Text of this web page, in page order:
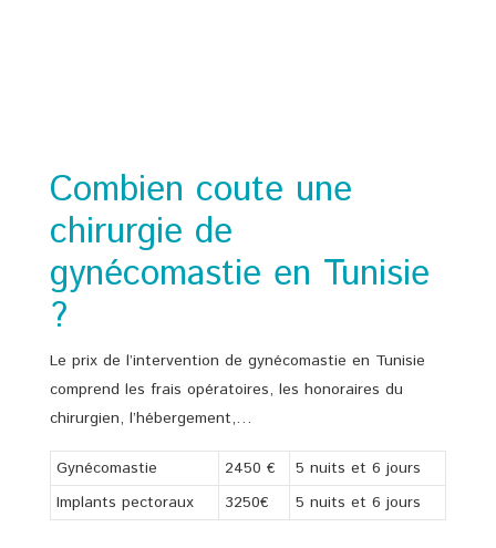
Combien coute une
chirurgie de
gynécomastie en Tunisie
?
Le prix de l’intervention de gynécomastie en Tunisie
comprend les frais opératoires, les honoraires du
chirurgien, l’hébergement,…
Gynécomastie 2450 €
5 nuits et 6 jours
Implants pectoraux
3250€ 5 nuits et 6 jours